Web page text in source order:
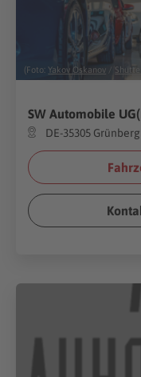
(Foto: Yakov Oskanov /
SW Automobile
DE-35305 Grünberg